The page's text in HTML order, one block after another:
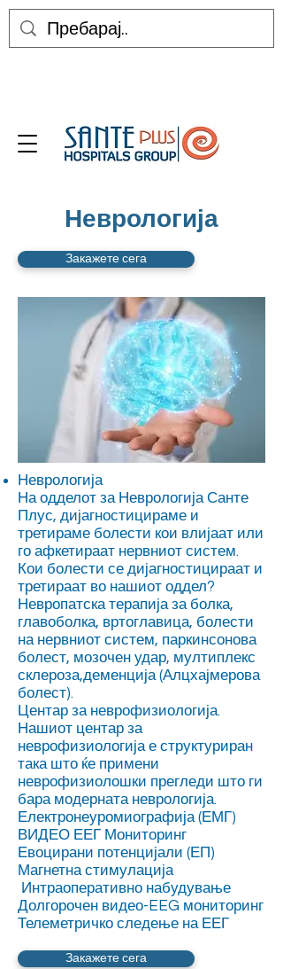
Неврологија
Закажете сега
Неврологија
На одделот за Неврологија Санте
Плус, дијагностицираме и
третираме болести кои влијаат или
го афкетираат нервниот систем.
Кои болести се дијагностицираат и
третираат во нашиот оддел?
Невропатска терапија за болка,
главоболка, вртоглавица, болести
на нервниот систем, паркинсонова
болест, мозочен удар, мултиплекс
склероза,деменција (Алцхајмерова
болест).
Центар за неврофизиологија.
Нашиот центар за
неврофизиологија е структуриран
така што ќе примени
неврофизиолошки прегледи што ги
бара модерната неврологија.
Електронеуромиографија (ЕМГ)
ВИДЕО ЕЕГ Мониторинг
Евоцирани потенцијали (ЕП)
Магнетна стимулација
Интраоперативно набудување
Долгорочен видео-EEG мониторинг
Телеметричко следење на ЕЕГ
Закажете сега